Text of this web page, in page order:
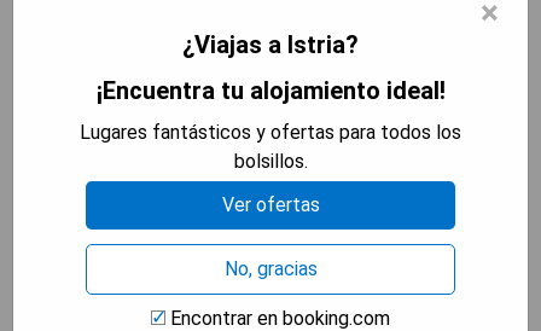
piscina cubierta y 2 piscinas al aire libre, el Hotel
Parentium Plava Laguna se encuentra a solo 50
metros de la playa en Poreč. El hotel ofrece 3
restaurantes, junto con un bar junto a la piscina y
un bar salón. Se proporciona Wi-Fi gratuito. Todas
las habitaciones cuentan con ventanas del suelo
al techo y balcón con zona de estar con vistas al
×
¿Viajas a Istria?
¡Encuentra tu alojamiento ideal!
Lugares fantásticos y ofertas para todos los
bolsillos.
Ver ofertas
No, gracias
Encontrar en booking.com